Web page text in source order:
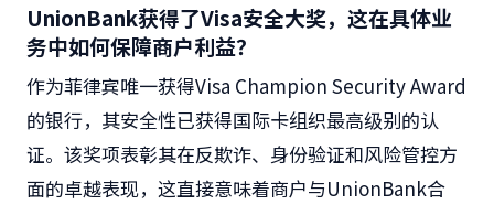
UnionBank获得了Visa安全大奖，这在具体业
务中如何保障商户利益？
作为菲律宾唯一获得Visa Champion Security Award
的银行，其安全性已获得国际卡组织最高级别的认
证。该奖项表彰其在反欺诈、身份验证和风险管控方
面的卓越表现，这直接意味着商户与UnionBank合